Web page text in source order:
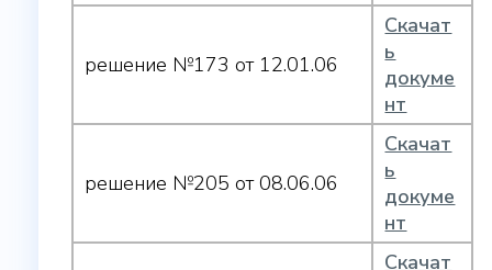
решение №173 от 12.01.06
Скачат
ь
докуме
нт
решение №205 от 08.06.06
Скачат
ь
докуме
нт
Скачат